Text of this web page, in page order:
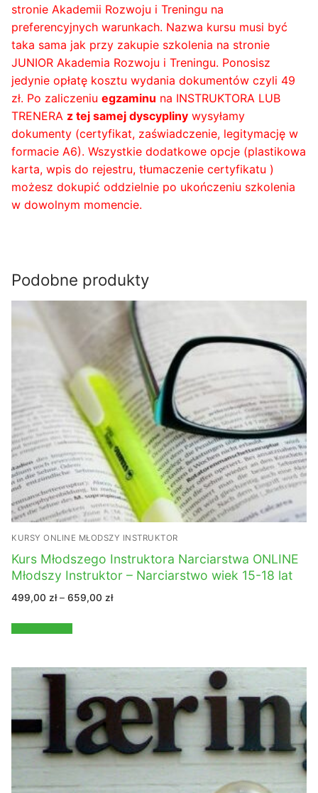
stronie Akademii Rozwoju i Treningu na
preferencyjnych warunkach. Nazwa kursu musi być
taka sama jak przy zakupie szkolenia na stronie
JUNIOR Akademia Rozwoju i Treningu. Ponosisz
jedynie opłatę kosztu wydania dokumentów czyli 49
zł. Po zaliczeniu egzaminu na INSTRUKTORA LUB
TRENERA z tej samej dyscypliny wysyłamy
dokumenty (certyfikat, zaświadczenie, legitymację w
formacie A6). Wszystkie dodatkowe opcje (plastikowa
karta, wpis do rejestru, tłumaczenie certyfikatu )
możesz dokupić oddzielnie po ukończeniu szkolenia
w dowolnym momencie.
Podobne produkty
KURSY ONLINE MŁODSZY INSTRUKTOR
Kurs Młodszego Instruktora Narciarstwa ONLINE
Młodszy Instruktor – Narciarstwo wiek 15-18 lat
499,00 zł – 659,00 złZakres